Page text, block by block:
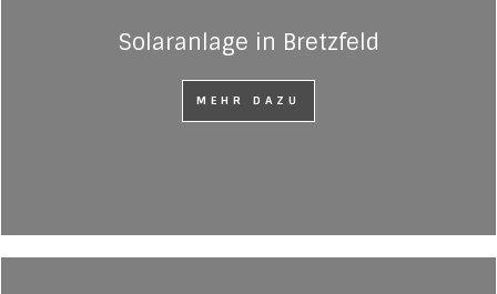
Solaranlage in Bretzfeld
MEHR DAZU